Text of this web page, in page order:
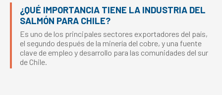
¿QUÉ IMPORTANCIA TIENE LA INDUSTRIA DEL
SALMÓN PARA CHILE?
Es uno de los principales sectores exportadores del país,
el segundo después de la minería del cobre, y una fuente
clave de empleo y desarrollo para las comunidades del sur
de Chile.